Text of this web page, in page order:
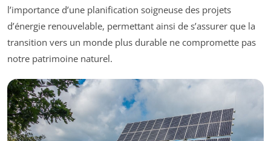
l’importance d’une planification soigneuse des projets
d’énergie renouvelable, permettant ainsi de s’assurer que la
transition vers un monde plus durable ne compromette pas
notre patrimoine naturel.